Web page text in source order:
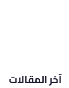
آخر المقالات